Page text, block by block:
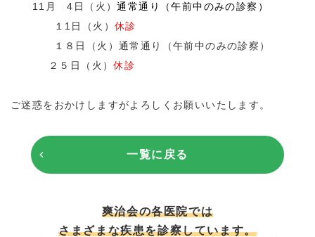
11月 4 日（火）通常通り（午前中のみの診察）
１1日（火） 休診
１８日（火） 通常通り（午前中のみの診察）
２５日（火）休診
ご迷惑をおかけしますがよろしくお願いいたします。
一覧に戻る
爽治会の各医院では
さまざまな疾患を診察しています。